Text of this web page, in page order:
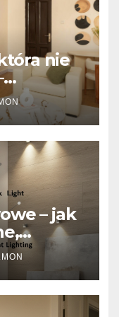
nie
TV, od
– jak